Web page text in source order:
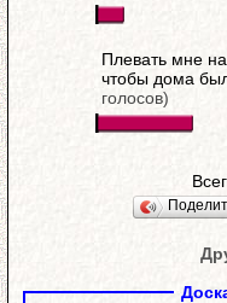
Плевать мне
чтобы дома
голосов)